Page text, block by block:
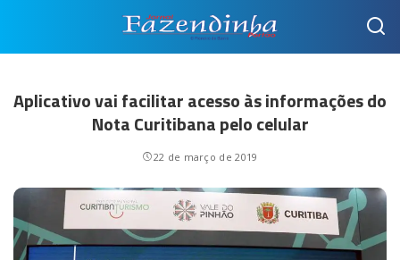
Aplicativo vai facilitar acesso às informações do
Nota Curitibana pelo celular
22 de março de 2019